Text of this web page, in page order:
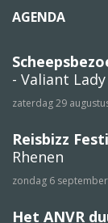
AGENDA
- Valiant Lady
zaterdag 29
Reisbizz
Rhenen
zondag 6
Het ANVR